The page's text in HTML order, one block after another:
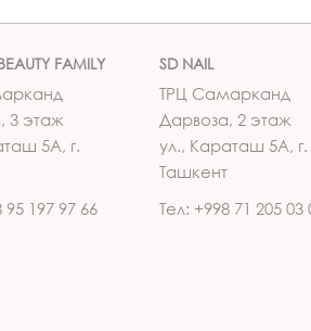
FAMILY
3 этаж
5А, г.
95 197 97 66
SD NAIL
ТРЦ Самарканд
Дарвоза, 2 этаж
ул., Караташ 5А, г.
Ташкент
Тел: +998 71 205 03